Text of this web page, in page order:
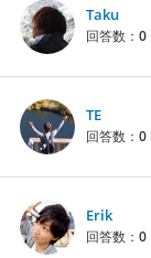
Taku
回答数： 0
TE
回答数： 0
Erik
回答数： 0